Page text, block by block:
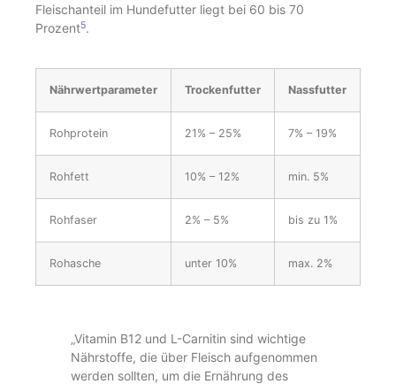
Fleischanteil im Hundefutter liegt bei 60 bis 70
Prozent5.
Nährwertparameter Trockenfutter Nassfutter
Rohprotein 21% – 25% 7% – 19%
Rohfett 10% – 12% min. 5%
Rohfaser 2% – 5% bis zu 1%
Rohasche unter 10% max. 2%
„Vitamin B12 und L-Carnitin sind wichtige
Nährstoffe, die über Fleisch aufgenommen
werden sollten, um die Ernährung des